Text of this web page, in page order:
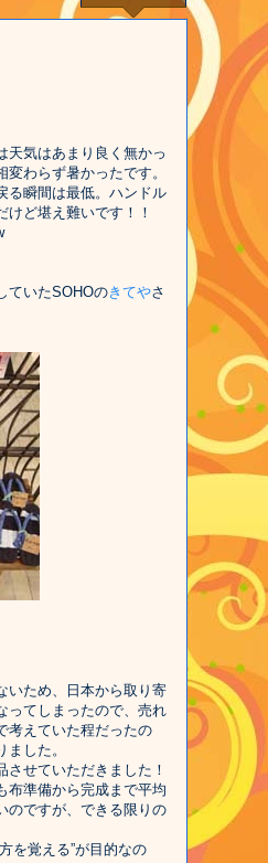
天気はあまり良く無かっ
わらず暑かったです。
る瞬間は最低。ハンドル
ど堪え難いです！！
ていたSOHOのきてやさ
いため、日本から取り寄
ってしまったので、売れ
考えていた程だったの
した。
せていただきました！
布準備から完成まで平均
のですが、できる限りの
を覚える”が目的なの